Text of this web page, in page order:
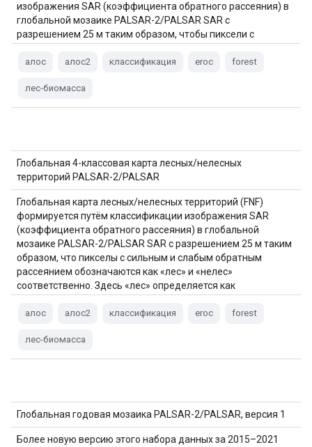
изображения SAR (коэффициента обратного рассеяния) в
глобальной мозаике PALSAR-2/PALSAR SAR с
разрешением 25 м таким образом, чтобы пиксели с
алос алос2 классификация eroc forest
лес-биомасса
Глобальная 4-классовая карта лесных/нелесных
территорий PALSAR-2/PALSAR
Глобальная карта лесных/нелесных территорий (FNF)
формируется путём классификации изображения SAR
(коэффициента обратного рассеяния) в глобальной
мозаике PALSAR-2/PALSAR SAR с разрешением 25 м таким
образом, что пикселы с сильным и слабым обратным
рассеянием обозначаются как «лес» и «нелес»
соответственно. Здесь «лес» определяется как
алос алос2 классификация eroc forest
лес-биомасса
Глобальная годовая мозаика PALSAR-2/PALSAR, версия 1
Более новую версию этого набора данных за 2015–2021